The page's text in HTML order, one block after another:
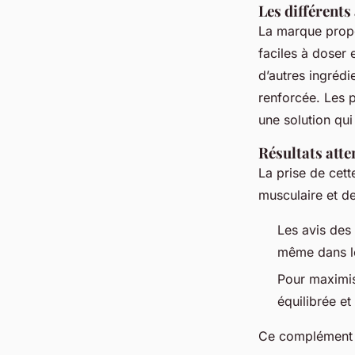
Les différents
La marque
faciles à doser
d’autres
renforcée. Les
une solution
Résultats
La prise de
musculaire et
Les avis
même dans
Pour
équilibrée et
Ce